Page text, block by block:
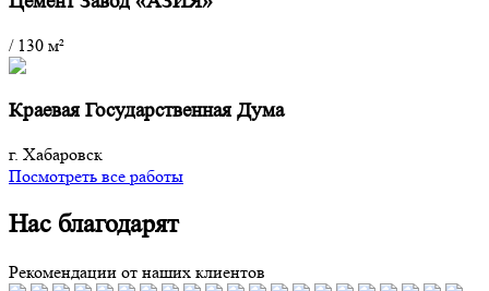
/130 м²
Краевая Государственная Дума
г. Хабаровск
Посмотреть все работы
Нас благодарят
Рекомендации от наших клиентов